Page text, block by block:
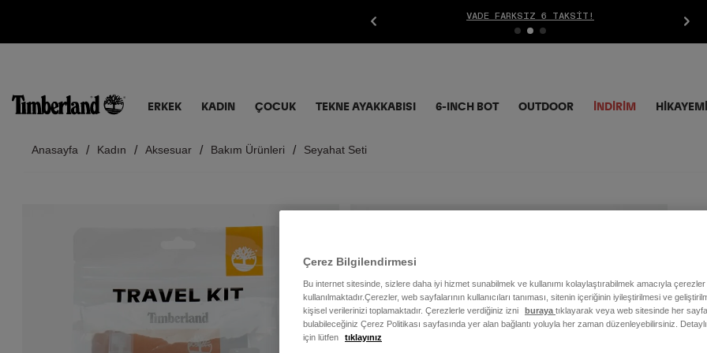
VADE FARKSIZ 6 TAKSIT!
ERKEK KADIN ÇOCUK TEKNE AYAKKABISI 6-INCH BOT OUTDOOR İNDIRIM
Anasayfa Kadın Aksesuar Bakım Ürünleri Seyahat Seti
Çerez Bilgilendirmesi
Bu internet sitesinde, sizlere daha iyi hizmet sunabilmek ve kullanımı kolaylaştırabilmek amacıyla çerezler
kullanılmaktadır.Çerezler, web sayfalarının kullanıcıları tanıması, sitenin içeriğinin iyileştirilmesi ve
kişisel verilerinizi toplamaktadır. Çerezlerle verdiğiniz izni
buraya tıklayarak veya web sitesinde her
bulabileceğiniz Çerez Politikası sayfasında yer alan bağlantı yoluyla her zaman düzenleyebilirsiniz.
için lütfen
tıklayınız